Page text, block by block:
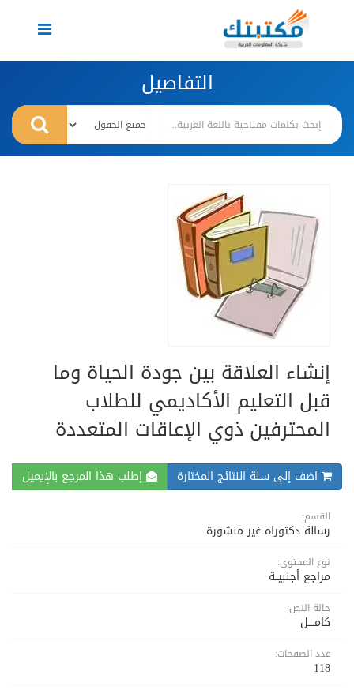
Toggle
navigation
التفاصيل
إنشاء العلاقة بين جودة الحياة وما
قبل التعليم الأكاديمي للطلاب
المحترفين ذوي الإعاقات المتعددة
اضف إلى سلة النتائج المختارة إطلب هذا المرجع بالإيميل
القسم:
رسالة دكتوراه غير منشورة
نوع المحتوى:
مراجع أجنبيــة
حالة النص:
كامــــل
عدد الصفحات:
118